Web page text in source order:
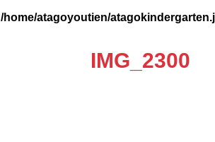
/home/atagoyoutien/
IMG_2300